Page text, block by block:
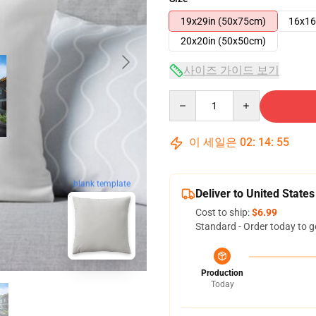
blank template
19x29in (50x75cm)
20x20in (50x50cm)
사이즈 가이드 보기
이 세일은 02: 14: 54
Deliver to United States
Cost to ship:$6.99
Standard - Order today to
Production
Today